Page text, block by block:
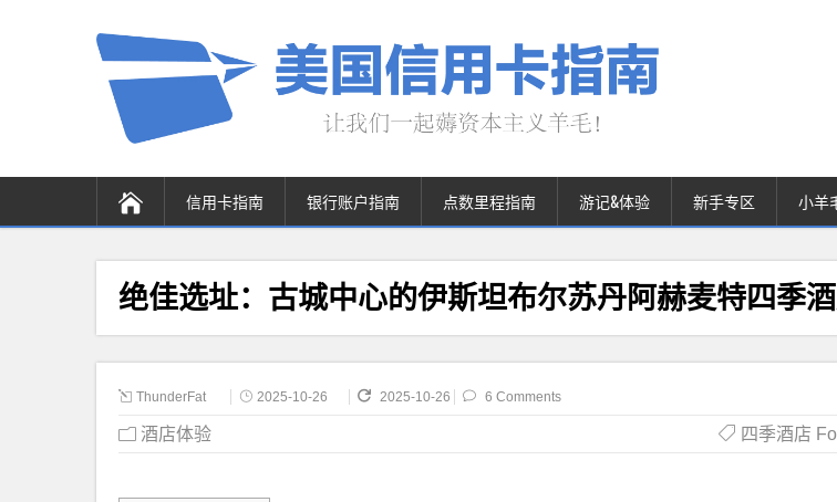
信用卡指南 银行账户指南 点数里程指南 游记&体验 新手专区 小羊
绝佳选址：古城中心的伊斯坦布尔苏丹阿赫麦特四季
ThunderFat 2025-10-26 2025-10-26 6 Comments
酒店体验 四季酒店